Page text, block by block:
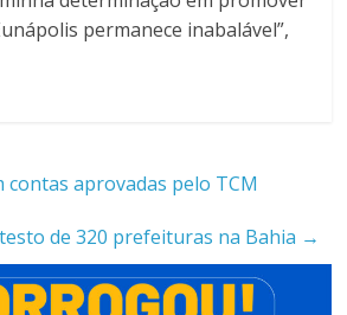
permanece inabalável”,
contas aprovadas pelo TCM
de 320 prefeituras na Bahia →